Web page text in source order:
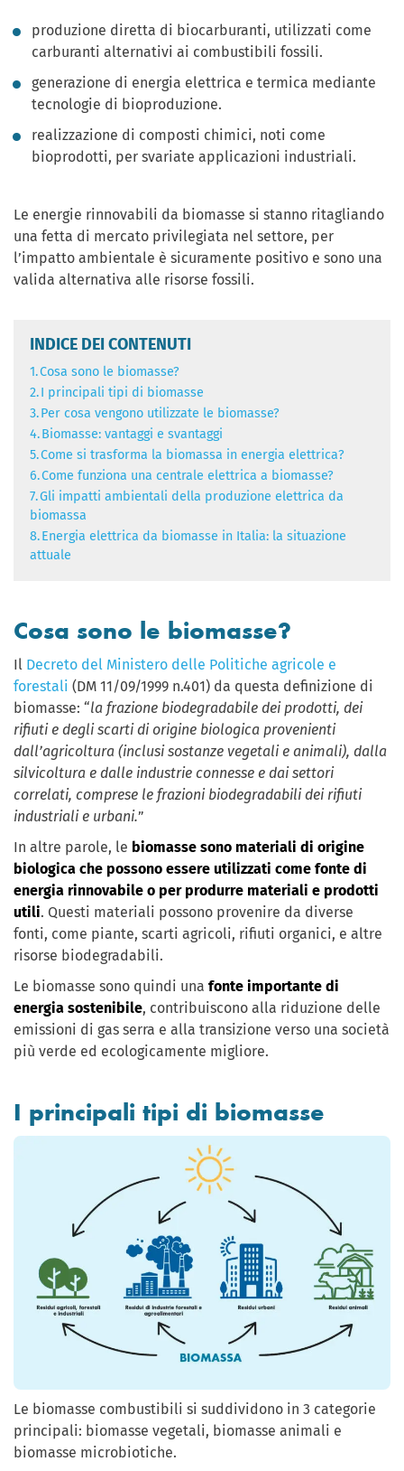
produzione diretta di biocarburanti, utilizzati come
carburanti alternativi ai combustibili fossili.
generazione di energia elettrica e termica mediante
tecnologie di bioproduzione.
realizzazione di composti chimici, noti come
bioprodotti, per svariate applicazioni industriali.
Le energie rinnovabili da biomasse si stanno ritagliando
una fetta di mercato privilegiata nel settore, per
l’impatto ambientale è sicuramente positivo e sono una
valida alternativa alle risorse fossili.
INDICE DEI CONTENUTI
1.Cosa sono le biomasse?
2.I principali tipi di biomasse
3.Per cosa vengono utilizzate le biomasse?
4.Biomasse: vantaggi e svantaggi
5.Come si trasforma la biomassa in energia elettrica?
6.Come funziona una centrale elettrica a biomasse?
7.Gli impatti ambientali della produzione elettrica da
biomassa
8.Energia elettrica da biomasse in Italia: la situazione
attuale
Cosa sono le biomasse?
Il Decreto del Ministero delle Politiche agricole e
forestali (DM 11/09/1999 n.401) da questa definizione di
biomasse: “la frazione biodegradabile dei prodotti, dei
rifiuti e degli scarti di origine biologica provenienti
dall’agricoltura (inclusi sostanze vegetali e animali), dalla
silvicoltura e dalle industrie connesse e dai settori
correlati, comprese le frazioni biodegradabili dei rifiuti
industriali e urbani.”
In altre parole, le biomasse sono materiali di origine
biologica che possono essere utilizzati come fonte di
energia rinnovabile o per produrre materiali e prodotti
utili. Questi materiali possono provenire da diverse
fonti, come piante, scarti agricoli, rifiuti organici, e altre
risorse biodegradabili.
Le biomasse sono quindi una fonte importante di
energia sostenibile, contribuiscono alla riduzione delle
emissioni di gas serra e alla transizione verso una società
più verde ed ecologicamente migliore.
I principali tipi di biomasse
Le biomasse combustibili si suddividono in 3 categorie
principali: biomasse vegetali, biomasse animali e
biomasse microbiotiche.